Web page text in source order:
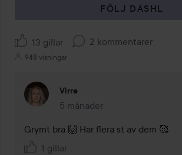
FÖLJ DASHL
13 gillar 2 kommentarer
948 visningar
Virre
5 månader
Kommentaren lades 5 månader
Grymt bra 🙌 Har flera st av dem 🥰
1 gillar